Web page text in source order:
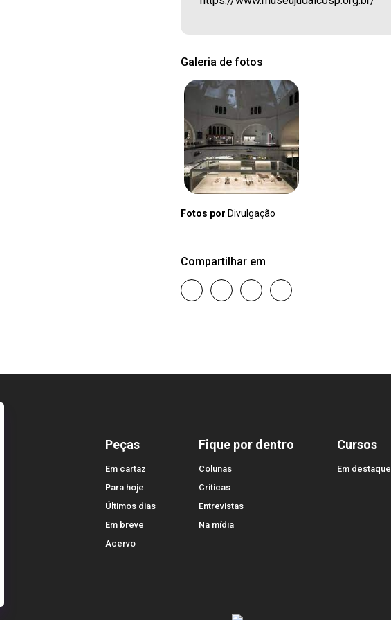
Galeria de fotos
Fotos por Divulgação
Compartilhar em
Peças
Em cartaz
Para hoje
Últimos dias
Em breve
Acervo
Fique por dentro
Colunas
Críticas
Entrevistas
Na mídia
Cursos
Em destaque